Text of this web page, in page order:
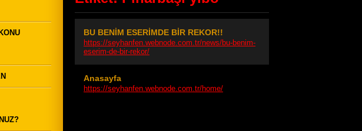
BU BENİM ESERİMDE BİR REKOR!!
https://seyhanfen.webnode.com.tr/news/bu-benim-
eserim-de-bir-rekor/
Anasayfa
https://seyhanfen.webnode.com.tr/home/